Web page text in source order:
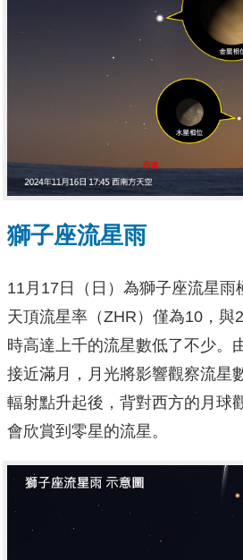
獅子座流星雨
11月17日（日）為獅子座流星雨
天頂流星率（ZHR）僅為10，與
時高達上千的流星數低了不少。
接近滿月，月光將影響觀察流星
輻射點升起後，背對西方的月球
會欣賞到零星的流星。